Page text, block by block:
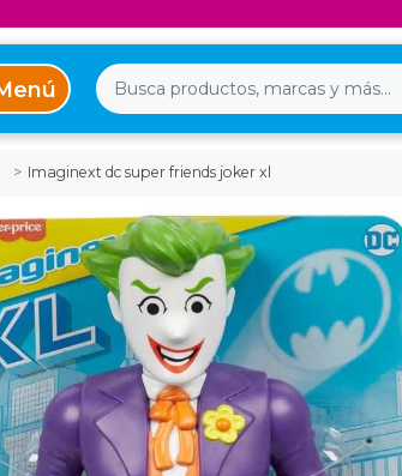
Imaginext dc super friends joker xl